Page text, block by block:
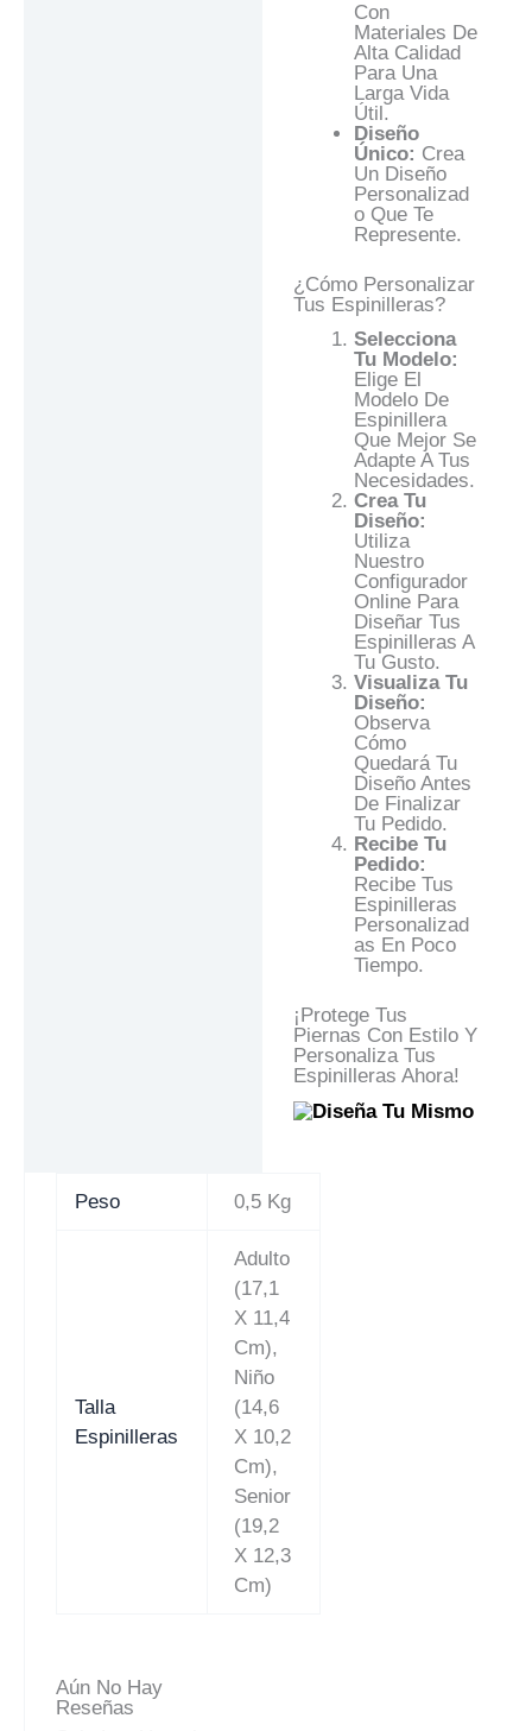
Con
Materiales De
Alta Calidad
Para Una
Larga Vida
Útil.
Diseño
Único: Crea
Un Diseño
Personalizad
O Que Te
Represente.
¿Cómo Personalizar
Tus Espinilleras?
Selecciona
Tu Modelo:
Elige El
Modelo De
Espinillera
Que Mejor Se
Adapte A Tus
Necesidades.
Crea Tu
Diseño:
Utiliza
Nuestro
Configurador
Online Para
Diseñar Tus
Espinilleras A
Tu Gusto.
Visualiza Tu
Diseño:
Observa
Cómo
Quedará Tu
Diseño Antes
De Finalizar
Tu Pedido.
Recibe Tu
Pedido:
Recibe Tus
Espinilleras
Personalizad
As En Poco
Tiempo.
¡Protege Tus
Piernas Con Estilo Y
Personaliza Tus
Espinilleras Ahora!
Peso 0,5 Kg
Talla
Espinilleras
Adulto
(17,1
X 11,4
Cm),
Niño
(14,6
X 10,2
Cm),
Senior
(19,2
X 12,3
Cm)
Aún No Hay
Reseñas